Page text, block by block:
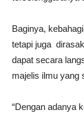
Baginya,
tetapi juga
dapat secara
majelis ilmu yang
“Dengan adanya